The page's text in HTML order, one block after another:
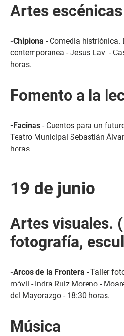
Artes escénicas
-Chipiona - Comedia histriónica.
contemporánea - Jesús Lavi -
horas.
Fomento a la
-Facinas- Cuentos para un
Teatro Municipal Sebastián
horas.
19 de junio
Artes visuales.
fotografía,
-Arcos de la Frontera - Taller
móvil - Indra Ruiz Moreno -
del Mayorazgo - 18:30 horas.
Música